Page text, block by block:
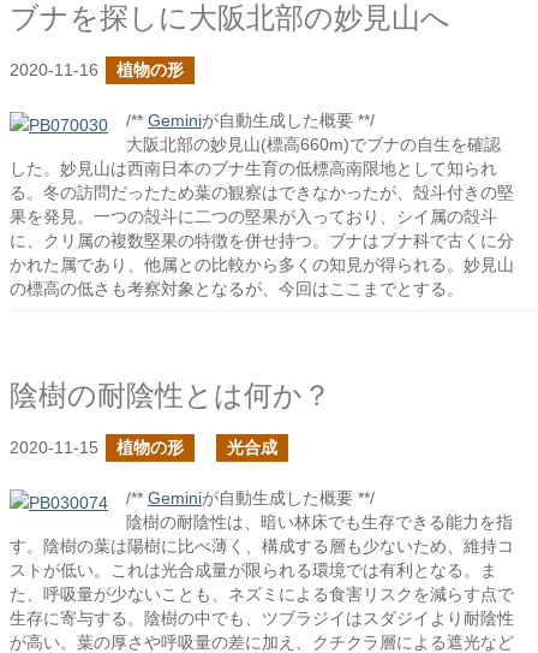
ブナを探しに大阪北部の妙見山へ
2020-11-16 植物の形
/** Geminiが自動生成した概要 **/
大阪北部の妙見山(標高660m)でブナの自生を確認
した。妙見山は西南日本のブナ生育の低標高南限地として知られ
る。冬の訪問だったため葉の観察はできなかったが、殻斗付きの堅
果を発見。一つの殻斗に二つの堅果が入っており、シイ属の殻斗
に、クリ属の複数堅果の特徴を併せ持つ。ブナはブナ科で古くに分
かれた属であり、他属との比較から多くの知見が得られる。妙見山
の標高の低さも考察対象となるが、今回はここまでとする。
陰樹の耐陰性とは何か？
2020-11-15 植物の形 光合成
/** Geminiが自動生成した概要 **/
陰樹の耐陰性は、暗い林床でも生存できる能力を指
す。陰樹の葉は陽樹に比べ薄く、構成する層も少ないため、維持コ
ストが低い。これは光合成量が限られる環境では有利となる。ま
た、呼吸量が少ないことも、ネズミによる食害リスクを減らす点で
生存に寄与する。陰樹の中でも、ツブラジイはスダジイより耐陰性
が高い。葉の厚さや呼吸量の差に加え、クチクラ層による遮光など